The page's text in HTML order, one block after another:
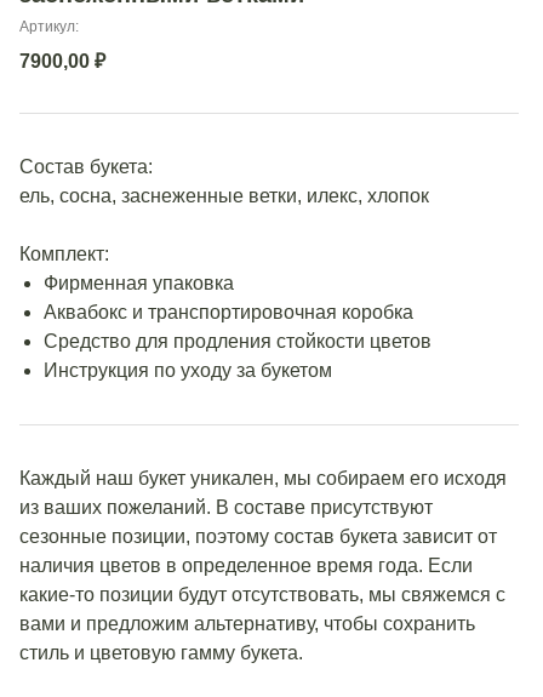
Артикул:
7900,00 ₽
Состав букета:
ель, сосна, заснеженные ветки, илекс, хлопок
Комплект:
Фирменная упаковка
Аквабокс и транспортировочная коробка
Средство для продления стойкости цветов
Инструкция по уходу за букетом
Каждый наш букет уникален, мы собираем его исходя
из ваших пожеланий. В составе присутствуют
сезонные позиции, поэтому состав букета зависит от
наличия цветов в определенное время года. Если
какие-то позиции будут отсутствовать, мы свяжемся с
вами и предложим альтернативу, чтобы сохранить
стиль и цветовую гамму букета.